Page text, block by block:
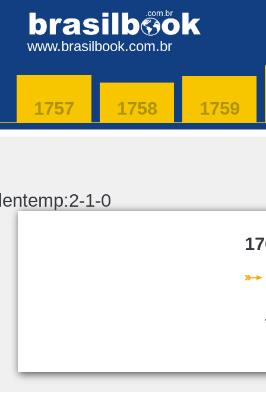
www.brasilbook.com.br
1757 1758 1759
1-0